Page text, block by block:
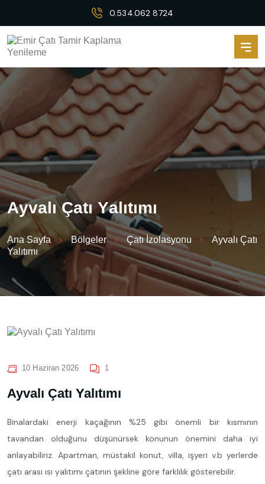
0.534.062 8724
Ayvalı Çatı Yalıtımı
Ana Sayfa Bölgeler Çatı İzolasyonu
Ayvalı Çatı
Yalıtımı
10 Haziran 2026 1
Ayvalı Çatı Yalıtımı
Binalardaki enerji kaçağının %25 gibi önemli bir kısmının
tavandan olduğunu düşünürsek konunun önemini daha iyi
anlayabiliriz. Apartman, müstakil konut, villa, işyeri v.b yerlerde
çatı arası ısı yalıtımı çatının şekline göre farklılık gösterebilir.